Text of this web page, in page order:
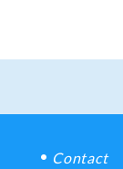
Contact